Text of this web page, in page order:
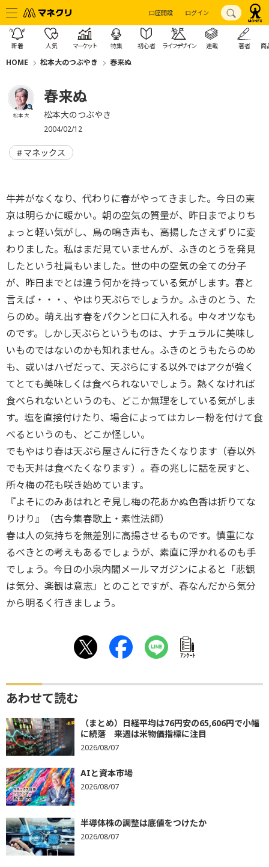
口座開設 ログイン
新着 人気 マーケット 特集 初心者 ライフデザイン 連載 著者 商
HOME 松本大のつぶやき 春来ぬ
松本 大
春来ぬ
松本大のつぶやき
2004/02/12
マネックス
牛丼がなくなり、代わりに春がやってきました。今日の東
京は明らかに暖かい。朝の空気の質量が、昨日までよりち
ょっと軽い気がし、鳥の鳴き声も、高揚したさえずりに変
わりました。私はまだ見ていませんが、ふきのとうを発見
したという社員もいました。世の中の空気の全ての分子
が、昨日までとは違う何かを持っている気がします。春と
言えば・・・、やはり天ぷらでしょうか。ふきのとう、た
らのめ。萌え出す春をパクンと口に入れる。中々オツなも
のです。しかし天ぷらというものは、ナチュラルに美味し
いものではないのかも知れません。ふきのとうもたらのめ
も、或いはハゼだって、天ぷらにする以外ではアクが強く
てとても美味しくは食べられないでしょう。熱くなければ
食べられないというのも、どこか無理をしている気がしま
す。塩を直接付けたり、場合によってはカレー粉を付けて食
べるというのも、どこか怪しい。
でもやはり春は天ぷら屋さんに行きたくなります（春以外
でも天丼は食べたくなります）。春の兆しに話を戻すと、
所々梅の花も咲き始めています。
『よそにのみあはれとぞ見し梅の花あかぬ色香は折りてな
りけり』（古今集春歌上・素性法師）
春は人の気持ちを無差別に高揚させるものです。慎重にな
るべきとの考えもあるでしょうが、素直に浮かれるのも手
でしょう。今日の小泉内閣メールマガジンによると「悲観
は気分、楽観は意志」とのことですが、春なんだから気分
から明るく行きましょう。
ｱﾝｹｰﾄ
あわせて読む
（まとめ）日経平均は76円安の65,606円で小幅
に続落 来週は米物価指標に注目
2026/08/07
AIと資本市場
2026/08/07
半導体株の調整は底値をつけたか
2026/08/07